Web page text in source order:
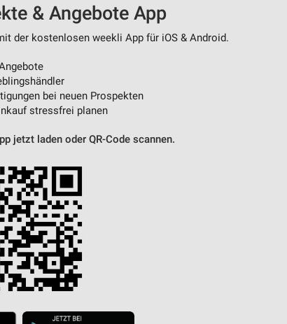
& Angebote App
der kostenlosen weekli App für iOS & Android.
bei neuen Prospekten
stressfrei planen
jetzt laden oder QR-Code scannen.